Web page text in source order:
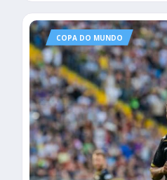
COPA DO MUNDO